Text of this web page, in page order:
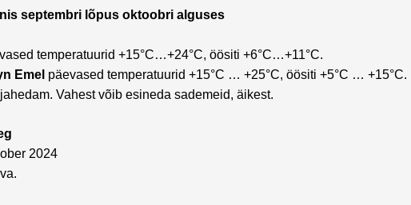
septembri lõpus oktoobri alguses
temperatuurid +15°C…+24°C, öösiti +6°C…+11°C.
Emel päevased temperatuurid +15°C … +25°C, öösiti +5°C … +15°C.
Vahest võib esineda sademeid, äikest.
2024